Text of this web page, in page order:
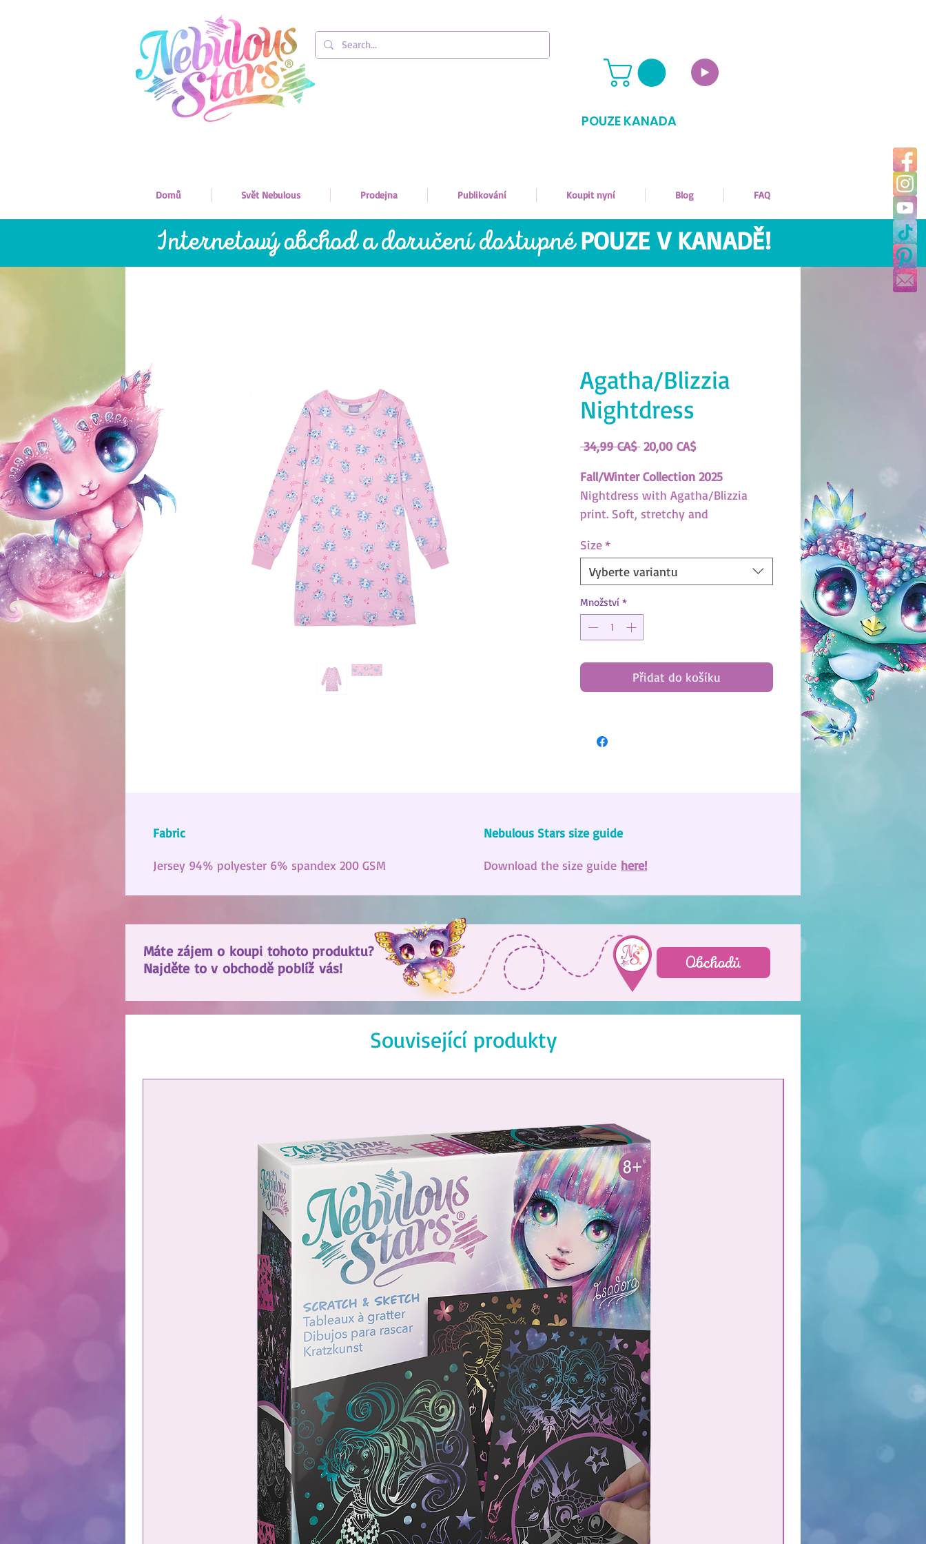
POUZE KANADA
Domů Svět Nebulous Prodejna Publikování Koupit nyní Blog FAQ
Internetový obchod a doručení dostupnéPOUZE V KANADĚ!
Agatha/Blizzia
Nightdress
34,99 CA$ Běžná
20,00 CA$Zvýhodněná
Fall/Winter Collection 2025
Nightdress with Agatha/Blizzia
print. Soft, stretchy and
(SKU: XBC993)
Nebulous Stars Size Guide
Download here!
Size*
Vyberte variantu
Množství *
Přidat do košíku
Fabric
Jersey 94% polyester 6% spandex 200 GSM
Nebulous Stars size guide
Download the size guide here!
Máte zájem o koupi tohoto produktu?
Najděte to v obchodě poblíž vás!
Obchodů
Související produkty